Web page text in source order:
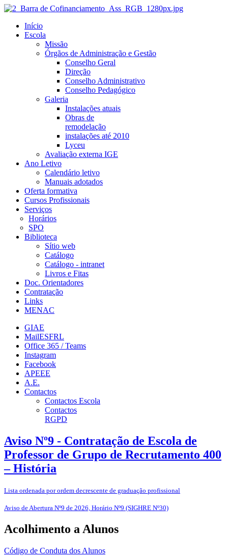
Início
Escola
Missão
Órgãos de Administração e Gestão
Conselho Geral
Direção
Conselho Administrativo
Conselho Pedagógico
Galeria
Instalações atuais
Obras de
remodelação
instalações até 2010
Lyceu
Avaliação externa IGE
Ano Letivo
Calendário letivo
Manuais adotados
Oferta formativa
Cursos Profissionais
Serviços
Horários
SPO
Biblioteca
Sítio web
Catálogo
Catálogo - intranet
Livros e Fitas
Doc. Orientadores
Contratação
Links
MENAC
GIAE
MailESFRL
Office 365 / Teams
Instagram
Facebook
APEEE
A.E.
Contactos
Contactos Escola
Contactos
RGPD
Aviso Nº9 - Contratação de Escola de
Professor de Grupo de Recrutamento 400
– História
Lista ordenada por ordem decrescente de graduação profissional
Aviso de Abertura Nº9 de 2026, Horário Nº9 (SIGHRE Nº30)
Acolhimento a Alunos
Código de Conduta dos Alunos